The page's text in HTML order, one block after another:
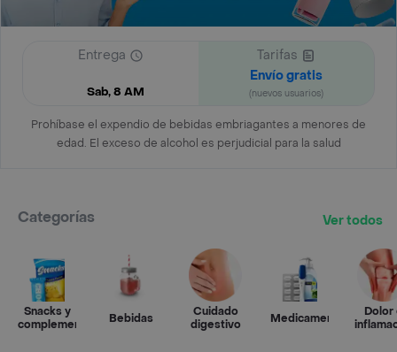
Entrega
Sab, 8 AM
Tarifas
Envío gratis
(nuevos usuarios)
Prohíbase el expendio de bebidas embriagantes a menores de
edad. El exceso de alcohol es perjudicial para la salud
Categorías Ver todos
Snacks y
complementos
Bebidas
Cuidado
digestivo
Medicamentos
Dolor